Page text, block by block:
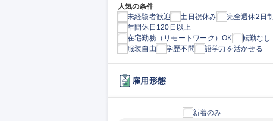
人気の条件
未経験者歓迎
土日祝休み
完全週休2日制
年間休日120日以上
在宅勤務（リモートワーク）OK
転勤なし
服装自由
学歴不問 語学力を活かせる
雇用形態
新着のみ